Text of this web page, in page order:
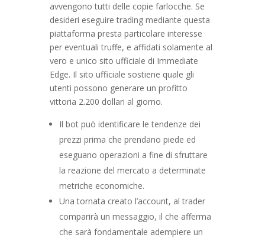
avvengono tutti delle copie farlocche. Se
desideri eseguire trading mediante questa
piattaforma presta particolare interesse
per eventuali truffe, e affidati solamente al
vero e unico sito ufficiale di Immediate
Edge. Il sito ufficiale sostiene quale gli
utenti possono generare un profitto
vittoria 2.200 dollari al giorno.
Il bot può identificare le tendenze dei
prezzi prima che prendano piede ed
eseguano operazioni a fine di sfruttare
la reazione del mercato a determinate
metriche economiche.
Una tornata creato l’account, al trader
comparirà un messaggio, il che afferma
che sarà fondamentale adempiere un